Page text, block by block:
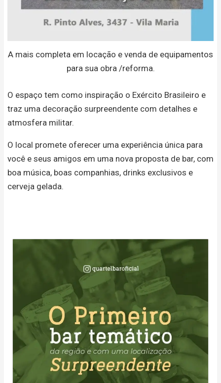
A mais completa em locação e venda de equipamentos
para sua obra /reforma.
O espaço tem como inspiração o Exército Brasileiro e
traz uma decoração surpreendente com detalhes e
atmosfera militar.
O local promete oferecer uma experiência única para
você e seus amigos em uma nova proposta de bar, com
boa música, boas companhias, drinks exclusivos e
cerveja gelada.